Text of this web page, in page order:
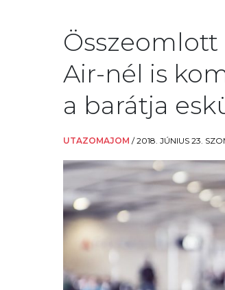
Összeomlott
Air-nél is
a barátja
UTAZOMAJOM /2018. JÚNIUS 23.